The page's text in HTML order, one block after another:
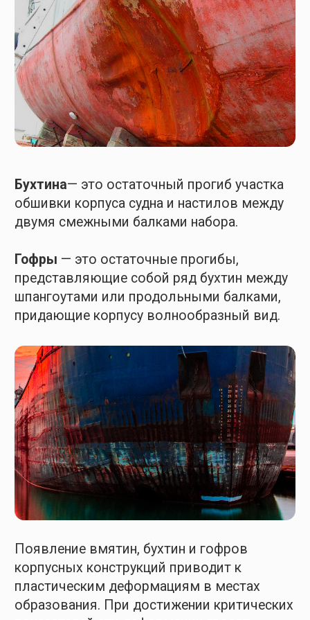
Трещины в листах наружной обшивки
и профилях, возникшие в результате
усталости металла, коррозии и вибрации
относят к разряду повреждений.
палубы и днища к разряду разрушений.
Разрыв— разделение корпуса судна части.
Критический вид разрыва — разламывание
на штормовой волне.
Пробоина— сквозное отверстие в обшивке
корпуса судна. По расположению
относительно ватерлинии делятся
на подводные, надводные и пробоины
Критическую опасность представляют
подводные пробоины, поскольку через них
интенсивно поступает вода.
Излом —
изменение упругой линии корпуса.
Возникает при разрушении и потере
Разрушения